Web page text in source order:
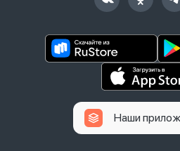
Наши